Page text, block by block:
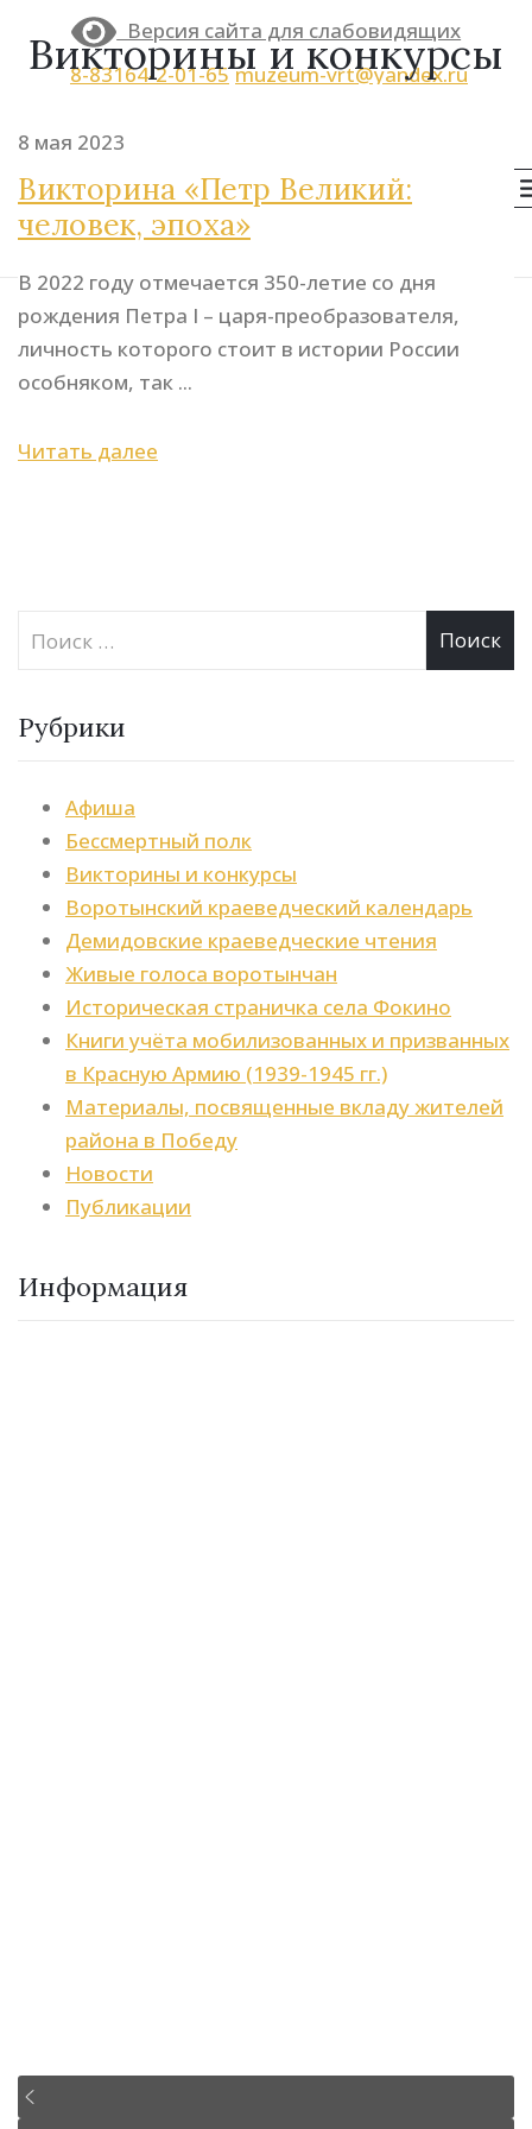
Версия сайта для слабовидящих
8-83164-2-01-65 muzeum-vrt@yandex.ru
Викторины и конкурсы
8 мая 2023
Викторина «Петр Великий:
человек, эпоха»
В 2022 году отмечается 350-летие со дня
рождения Петра I – царя-преобразователя,
личность которого стоит в истории России
особняком, так ...
Читать далее
Рубрики
Афиша
Бессмертный полк
Викторины и конкурсы
Воротынский краеведческий календарь
Демидовские краеведческие чтения
Живые голоса воротынчан
Историческая страничка села Фокино
Книги учёта мобилизованных и призванных
в Красную Армию (1939-1945 гг.)
Материалы, посвященные вкладу жителей
района в Победу
Новости
Публикации
Информация